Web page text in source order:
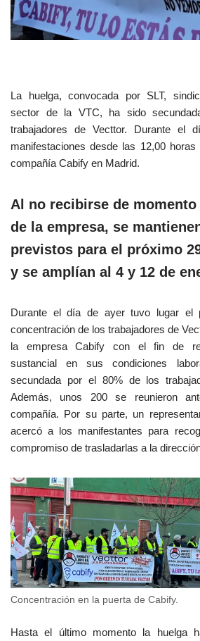
La huelga, convocada por SLT,
sector de la VTC, ha sido
trabajadores de Vecttor. Durante el
manifestaciones desde las 12,00
compañía Cabify en Madrid.
Al no recibirse de
de la empresa, se
previstos para el próximo
y se amplían al 4 y 12 de
Durante el día de ayer tuvo lugar el
concentración de los trabajadores de
la empresa Cabify con el fin de
sustancial en sus condiciones
secundada por el 80% de los
Además, unos 200 se reunieron
compañía. Por su parte, un
acercó a los manifestantes para
compromiso de trasladarlas a la
Concentración en la puerta de Cabify.
Hasta el último momento la huelga